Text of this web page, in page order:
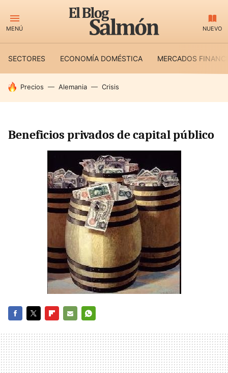
MENÚ NUEVO
SECTORES ECONOMÍA DOMÉSTICA MERCADOS
HOY SE HABLA DE
Precios Alemania Crisis
Beneficios privados de capital público
MAIL